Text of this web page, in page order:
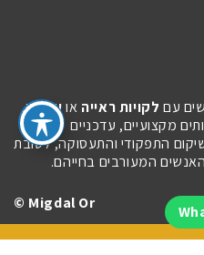
עם לקויות ראייה אועיוורון.
מקצועיים, עדכניים
התפקודי והתעסוקה, לטובת
המעורבים בחייהם.
Migdal Or ©